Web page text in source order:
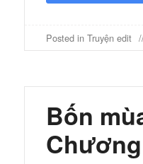
Posted in Truyện edit
Bốn